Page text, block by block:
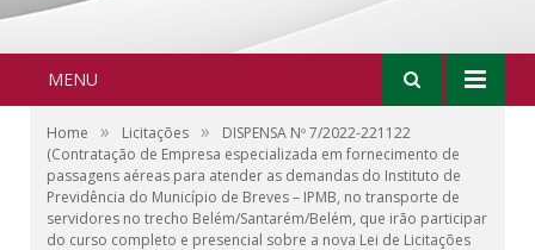
MENU
Home » Licitações »
DISPENSA Nº 7/2022-221122
(Contratação de Empresa especializada em fornecimento de
passagens aéreas para atender as demandas do Instituto de
Previdência do Município de Breves – IPMB, no transporte de
servidores no trecho Belém/Santarém/Belém, que irão participar
do curso completo e presencial sobre a nova Lei de Licitações